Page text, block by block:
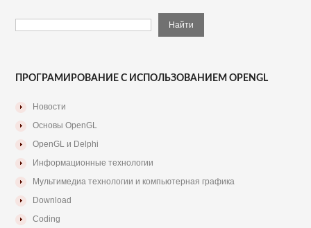
ПРОГРАМИРОВАНИЕ С ИСПОЛЬЗОВАНИЕМ OPENGL
Новости
Основы OpenGL
OpenGL и Delphi
Информационные технологии
Мультимедиа технологии и компьютерная графика
Download
Coding